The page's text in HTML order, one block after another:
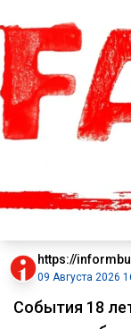
https://
09 Августа 2026
События 18